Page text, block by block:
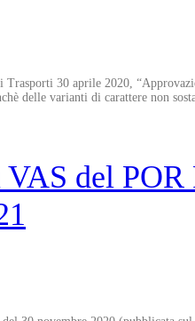
30 aprile 2020,
delle varianti di carattere non
del